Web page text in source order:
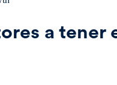
a tener